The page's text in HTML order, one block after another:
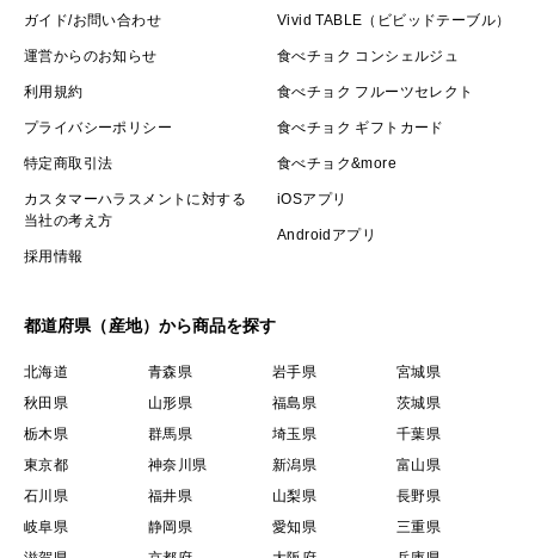
ガイド/お問い合わせ
運営からのお知らせ
利用規約
プライバシーポリシー
特定商取引法
カスタマーハラスメントに対する
当社の考え方
採用情報
Vivid TABLE（ビビッドテーブル）
食べチョク コンシェルジュ
食べチョク フルーツセレクト
食べチョク ギフトカード
食べチョク&more
iOSアプリ
Androidアプリ
都道府県（産地）から商品を探す
北海道 青森県 岩手県
宮城県
秋田県
山形県 福島県
茨城県
栃木県
群馬県 埼玉県
千葉県
東京都
神奈川県 新潟県
富山県
石川県
福井県 山梨県
長野県
岐阜県
静岡県 愛知県
三重県